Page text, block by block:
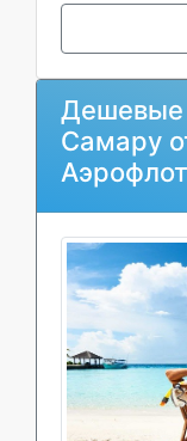
Дешевые
Самару
Аэрофлот